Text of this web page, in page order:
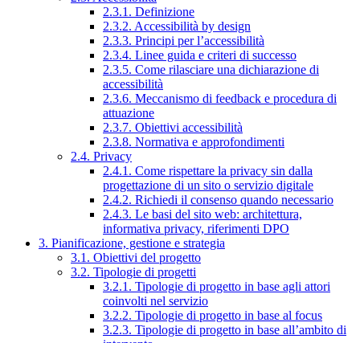
2.3.1. Definizione
2.3.2. Accessibilità by design
2.3.3. Principi per l’accessibilità
2.3.4. Linee guida e criteri di successo
2.3.5. Come rilasciare una dichiarazione di
accessibilità
2.3.6. Meccanismo di feedback e procedura di
attuazione
2.3.7. Obiettivi accessibilità
2.3.8. Normativa e approfondimenti
2.4. Privacy
2.4.1. Come rispettare la privacy sin dalla
progettazione di un sito o servizio digitale
2.4.2. Richiedi il consenso quando necessario
2.4.3. Le basi del sito web: architettura,
informativa privacy, riferimenti DPO
3. Pianificazione, gestione e strategia
3.1. Obiettivi del progetto
3.2. Tipologie di progetti
3.2.1. Tipologie di progetto in base agli attori
coinvolti nel servizio
3.2.2. Tipologie di progetto in base al focus
3.2.3. Tipologie di progetto in base all’ambito di